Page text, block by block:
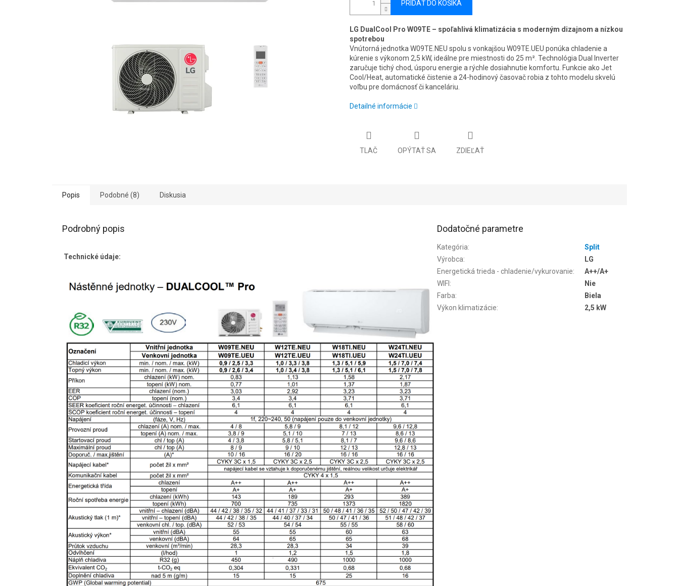
PRIDAŤ DO KOŠÍKA
LG DualCool Pro W09TE – spoľahlivá klimatizácia s moderným dizajnom a nízkou
spotrebou
Vnútorná jednotka W09TE.NEU spolu s vonkajšou W09TE.UEU ponúka chladenie a
kúrenie s výkonom 2,5 kW, ideálne pre miestnosti do 25 m². Technológia Dual Inverter
zaručuje tichý chod, úsporu energie a rýchle dosiahnutie komfortu. Funkcie ako Jet
Cool/Heat, automatické čistenie a 24-hodinový časovač robia z tohto modelu skvelú
voľbu pre domácnosť či kanceláriu.
Detailné informácie
TLAČ OPÝTAŤ SA ZDIEĽAŤ
Popis Podobné (8) Diskusia
Podrobný popis
Technické údaje:
Dodatočné parametre
Kategória:
Split
Výrobca:
LG
Energetická trieda - chladenie/vykurovanie:
A++/A+
WIFI :
Nie
Farba:
Biela
Výkon klimatizácie: 2,5 kW